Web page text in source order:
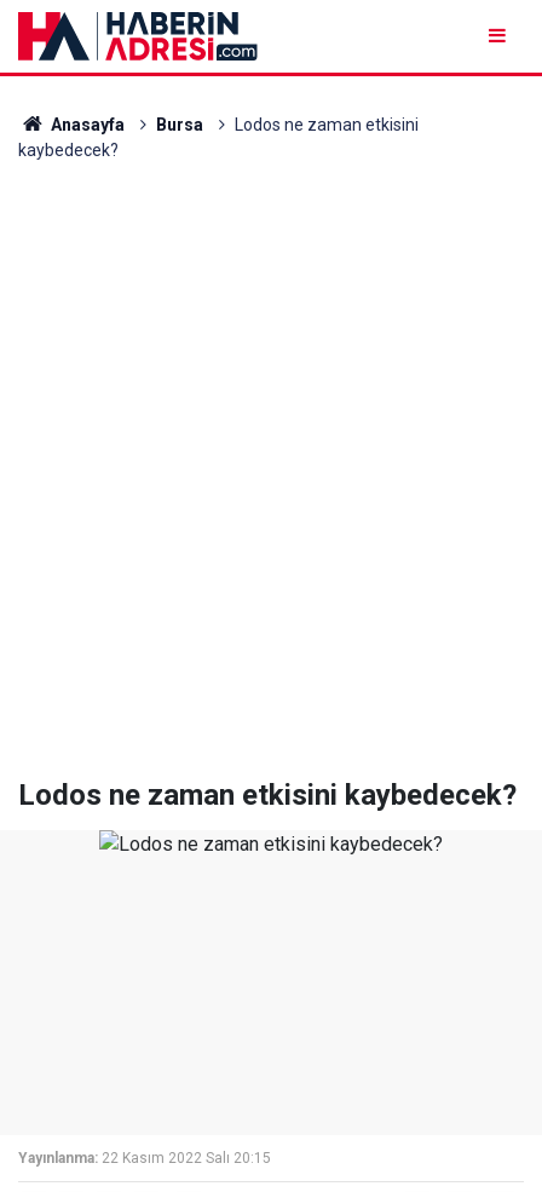
Anasayfa Bursa
Lodos ne zaman etkisini
kaybedecek?
Lodos ne zaman etkisini kaybedecek?
Yayınlanma: 22 Kasım 2022 Salı 20:15